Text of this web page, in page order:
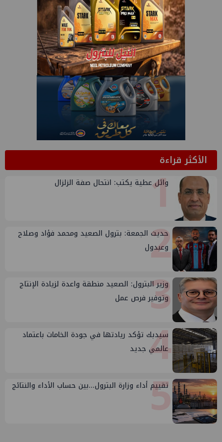
الأكثر قراءة1
وائل عطية يكتب: انتحال صفة الزلزال
2
حديث الجمعة: بترول الصعيد ومحمد فؤاد وصلاح
وعبدول
3
وزير البترول: الصعيد منطقة واعدة لزيادة الإنتاج
وتوفير فرص عمل
4
سيدبك تؤكد ريادتها في جودة الخامات باعتماد
عالمي جديد
5
تقييم أداء وزارة البترول...بين حساب الأداء والنتائج